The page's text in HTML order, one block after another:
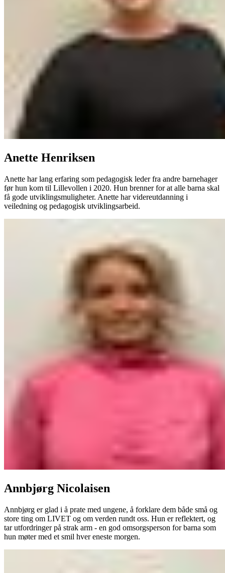
Anette Henriksen
Anette har lang erfaring som pedagogisk leder fra andre barnehager
før hun kom til Lillevollen i 2020. Hun brenner for at alle barna skal
få gode utviklingsmuligheter. Anette har videreutdanning i
veiledning og pedagogisk utviklingsarbeid.
Annbjørg Nicolaisen
Annbjørg er glad i å prate med ungene, å forklare dem både små og
store ting om LIVET og om verden rundt oss. Hun er reflektert, og
tar utfordringer på strak arm - en god omsorgsperson for barna som
hun møter med et smil hver eneste morgen.